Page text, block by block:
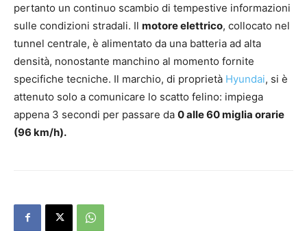
pertanto un continuo scambio di tempestive informazioni
sulle condizioni stradali. Il motore elettrico, collocato nel
tunnel centrale, è alimentato da una batteria ad alta
densità, nonostante manchino al momento fornite
specifiche tecniche. Il marchio, di proprietà Hyundai, si è
attenuto solo a comunicare lo scatto felino: impiega
appena 3 secondi per passare da 0 alle 60 miglia orarie
(96 km/h).